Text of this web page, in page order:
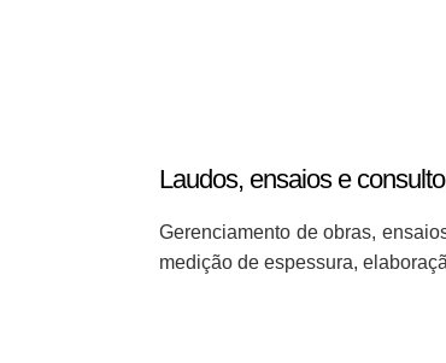
Laudos, ensaios e
Gerenciamento de obras,
medição de espessura,